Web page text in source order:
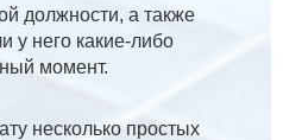
должности, а также
у него какие-либо
момент.
несколько простых